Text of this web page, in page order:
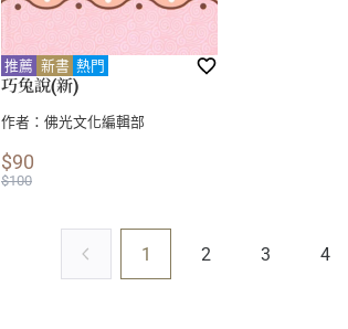
推薦 新書 熱門
巧兔說(新)
作者： 佛光文化編輯部
$90
$100
1 2 3 4